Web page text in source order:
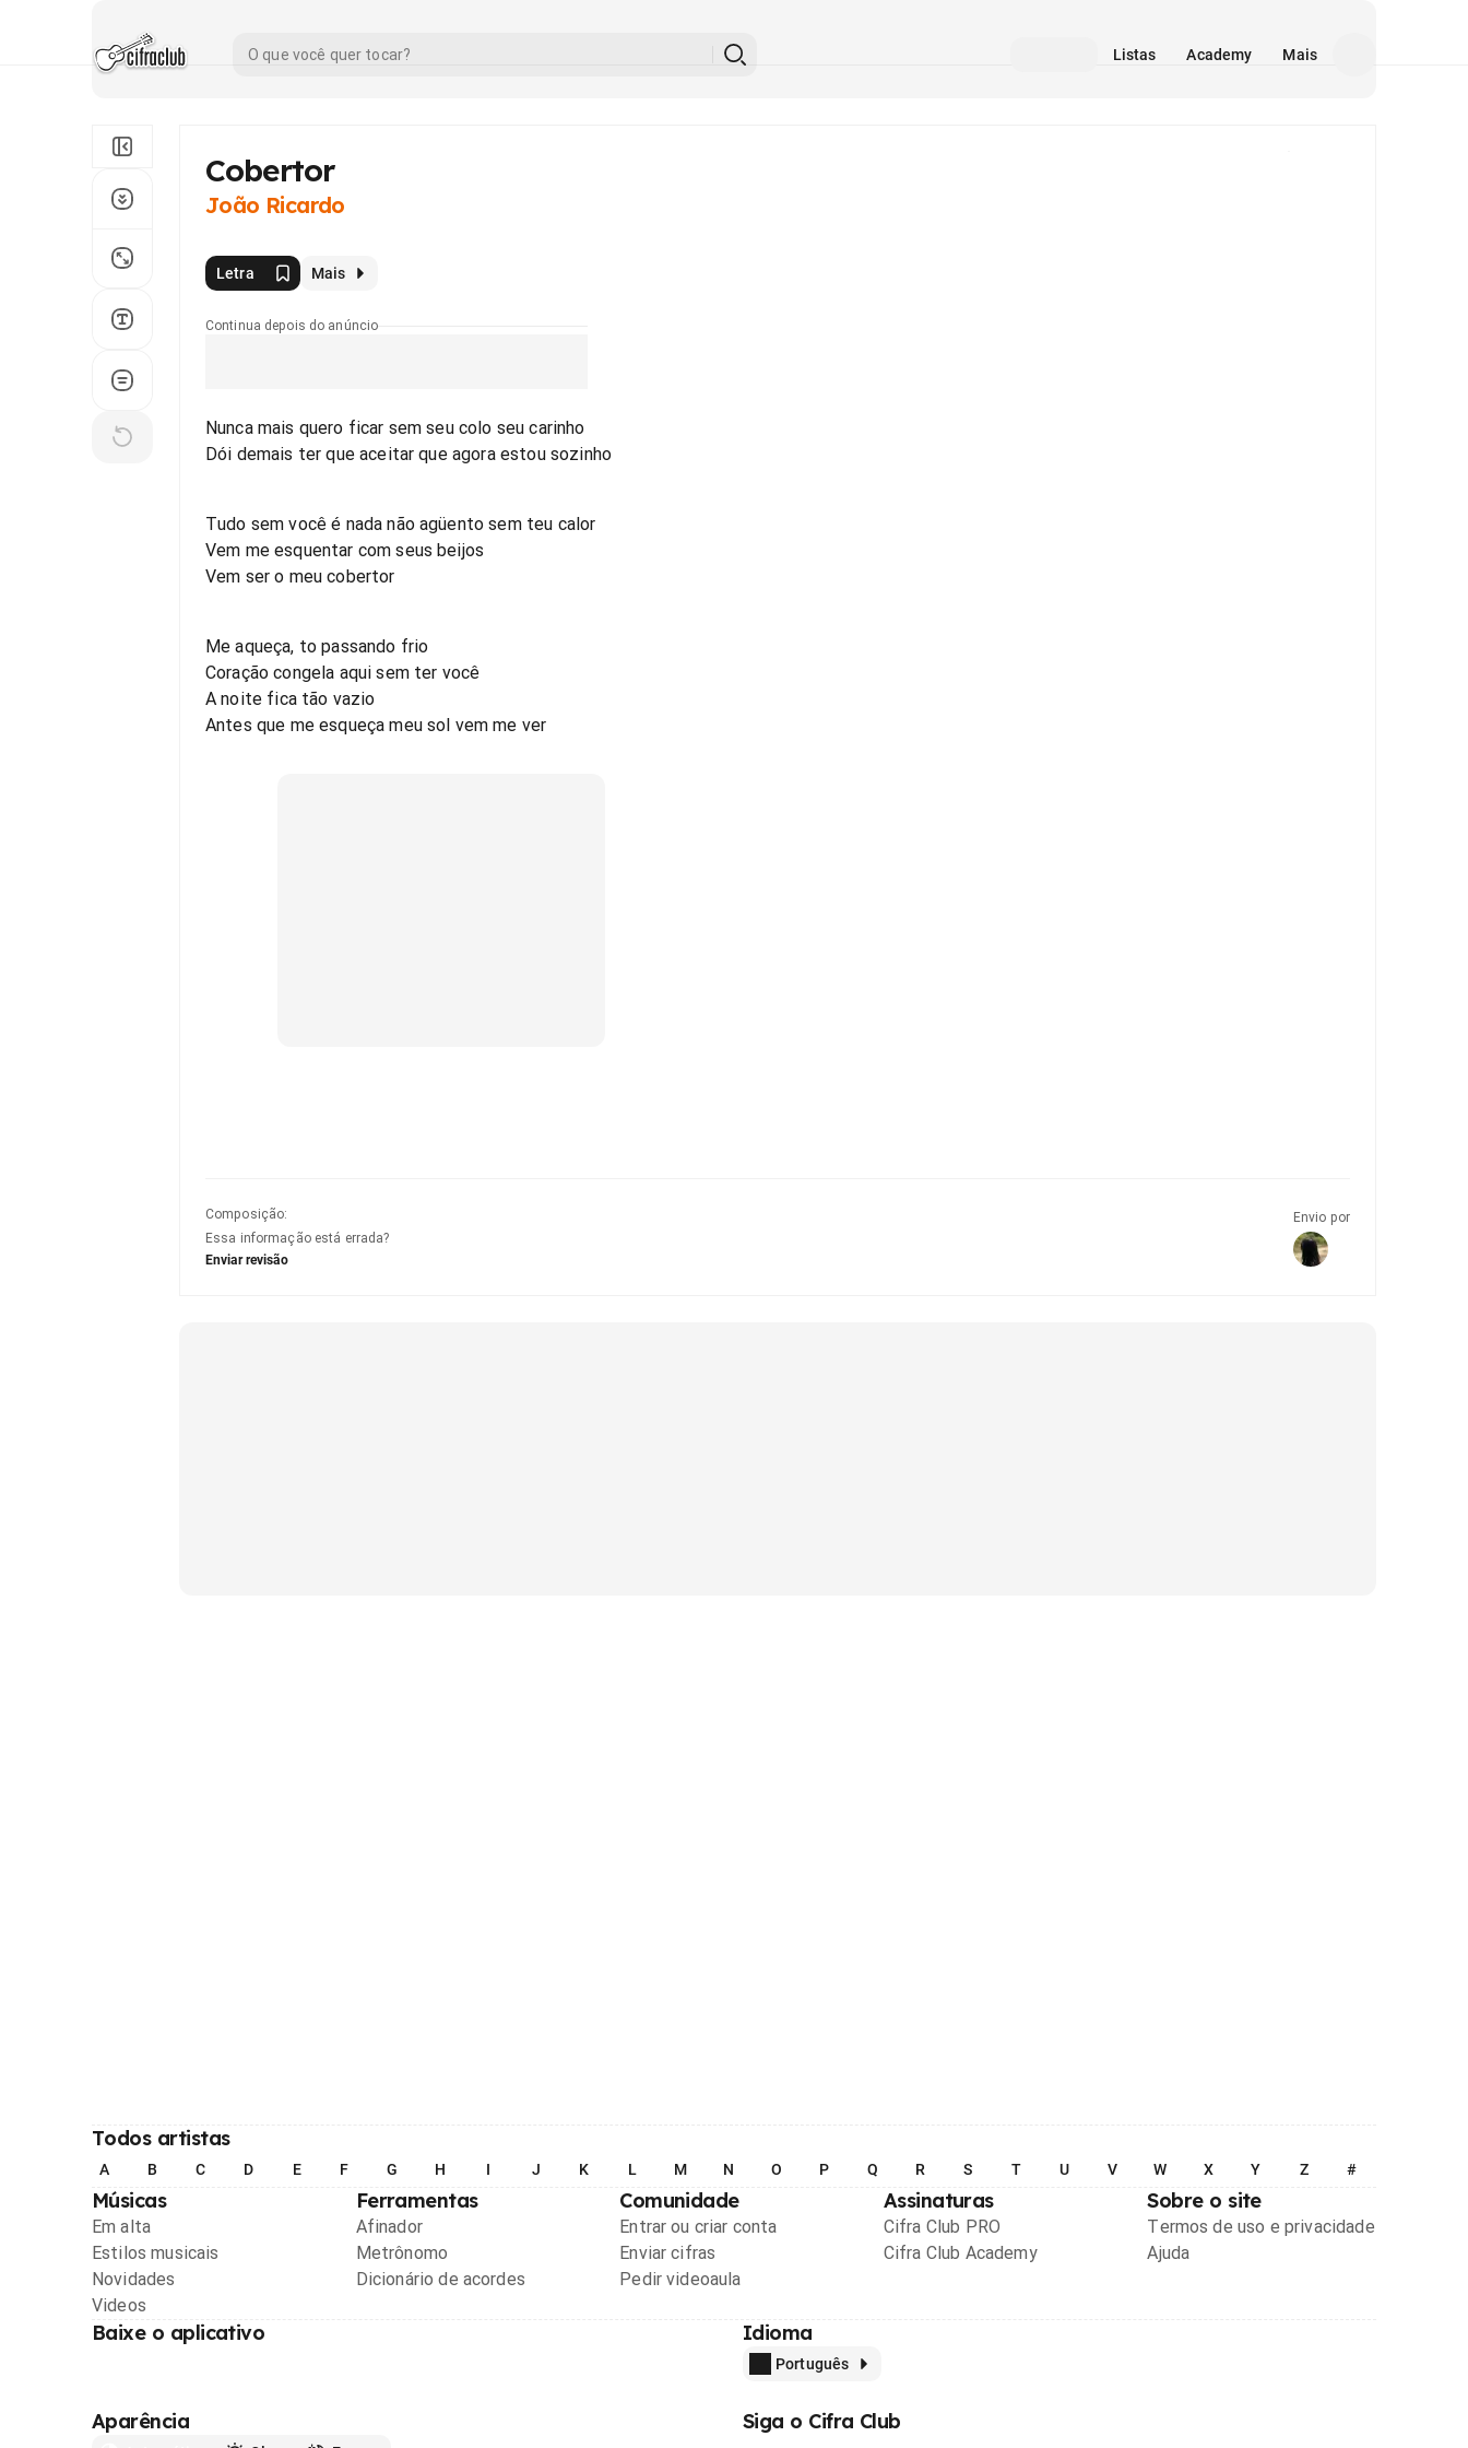
Listas Academy Mais
Cobertor
João Ricardo
Letra Mais
Continua depois do anúncio
Nunca mais quero ficar sem seu colo seu carinho
Dói demais ter que aceitar que agora estou sozinho
Tudo sem você é nada não agüento sem teu calor
Vem me esquentar com seus beijos
Vem ser o meu cobertor
Me aqueça, to passando frio
Coração congela aqui sem ter você
A noite fica tão vazio
Antes que me esqueça meu sol vem me ver
Composição:
Essa informação está errada?
Enviar revisão
Envio por
Todos artistas
A B C D E F G H I J K L M N O P Q R S T U V W X Y Z #
Músicas
Em alta
Estilos musicais
Novidades
Videos
Ferramentas
Afinador
Metrônomo
Dicionário de acordes
Comunidade
Entrar ou criar conta
Enviar cifras
Pedir videoaula
Assinaturas
Cifra Club PRO
Cifra Club Academy
Sobre o site
Termos de uso e privacidade
Ajuda
Baixe o aplicativo Idioma
Português
Aparência Siga o Cifra Club